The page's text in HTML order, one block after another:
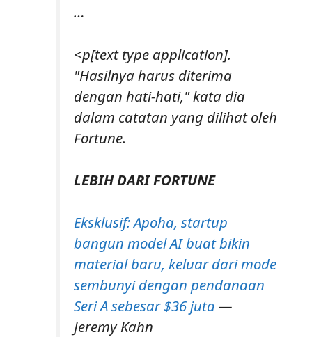
…
<p[text type application].
"Hasilnya harus diterima
dengan hati-hati," kata dia
dalam catatan yang dilihat oleh
Fortune.
LEBIH DARI FORTUNE
Eksklusif: Apoha, startup
bangun model AI buat bikin
material baru, keluar dari mode
sembunyi dengan pendanaan
Seri A sebesar $36 juta—
Jeremy Kahn